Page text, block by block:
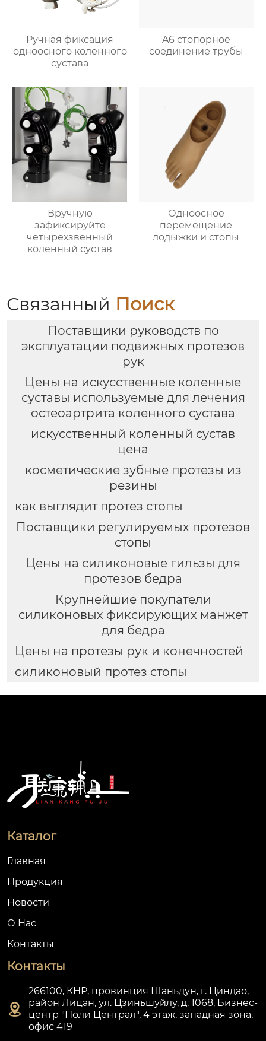
Ручная фиксация
одноосного коленного
сустава
A6 стопорное
соединение трубы
Вручную
зафиксируйте
четырехзвенный
коленный сустав
Одноосное
перемещение
лодыжки и стопы
Связанный Поиск
Поставщики руководств по
эксплуатации подвижных протезов
рук
Цены на искусственные коленные
суставы используемые для лечения
остеоартрита коленного сустава
искусственный коленный сустав
цена
косметические зубные протезы из
резины
как выглядит протез стопы
Поставщики регулируемых протезов
стопы
Цены на силиконовые гильзы для
протезов бедра
Крупнейшие покупатели
силиконовых фиксирующих манжет
для бедра
Цены на протезы рук и конечностей
силиконовый протез стопы
Каталог
Главная
Продукция
Новости
О Hас
Контакты
Контакты

266100, КНР, провинция Шаньдун, г. Циндао,
район Лицан, ул. Цзиньшуйлу, д. 1068, Бизнес-
центр "Поли Централ", 4 этаж, западная зона,
офис 419